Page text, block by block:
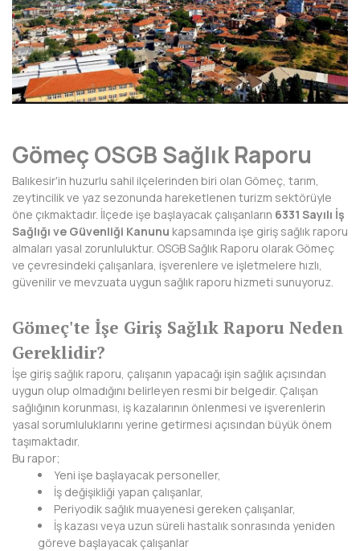
AFYONKARAHİSAR
AĞRI
AKSARAY
ANTALYA
ARDAHAN
ARTVİN
AYDIN
BALIKESİR
BARTIN
BATMAN
BAYBURT
BİLECİK
BİNGÖL
BİTLİS
BOLU
Gömeç OSGB Sağlık Raporu
Balıkesir'in huzurlu sahil ilçelerinden biri olan Gömeç, tarım,
zeytincilik ve yaz sezonunda hareketlenen turizm sektörüyle
öne çıkmaktadır. İlçede işe başlayacak çalışanların 6331 Sayılı İş
Sağlığı ve Güvenliği Kanunu kapsamında işe giriş sağlık raporu
almaları yasal zorunluluktur. OSGB Sağlık Raporu olarak Gömeç
ve çevresindeki çalışanlara, işverenlere ve işletmelere hızlı,
güvenilir ve mevzuata uygun sağlık raporu hizmeti sunuyoruz.
Gömeç'te İşe Giriş Sağlık Raporu Neden
Gereklidir?
İşe giriş sağlık raporu, çalışanın yapacağı işin sağlık açısından
uygun olup olmadığını belirleyen resmi bir belgedir. Çalışan
sağlığının korunması, iş kazalarının önlenmesi ve işverenlerin
yasal sorumluluklarını yerine getirmesi açısından büyük önem
taşımaktadır.
Bu rapor;
Yeni işe başlayacak personeller,
İş değişikliği yapan çalışanlar,
Periyodik sağlık muayenesi gereken çalışanlar,
İş kazası veya uzun süreli hastalık sonrasında yeniden
göreve başlayacak çalışanlar